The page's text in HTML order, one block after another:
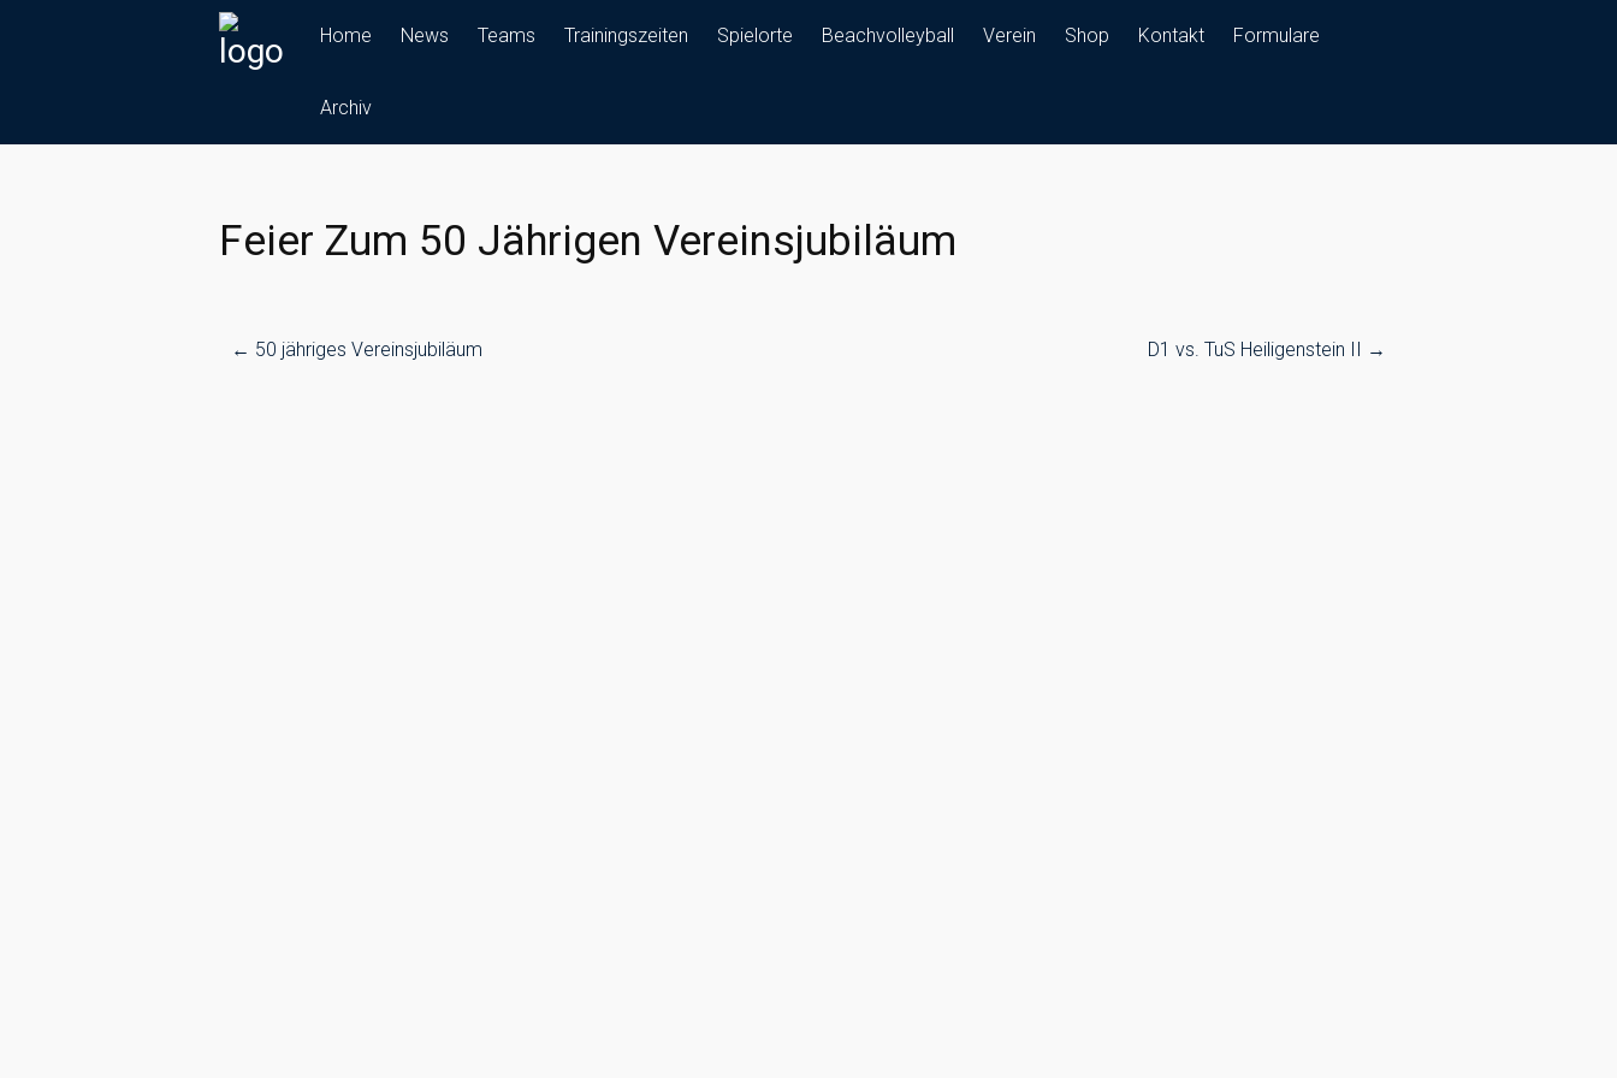
Home News Teams Trainingszeiten Spielorte Beachvolleyball Verein Shop Kontakt Formulare
Archiv
Feier Zum 50 Jährigen Vereinsjubiläum
Post
← 50 jähriges Vereinsjubiläum D1 vs. TuS Heiligenstein II →